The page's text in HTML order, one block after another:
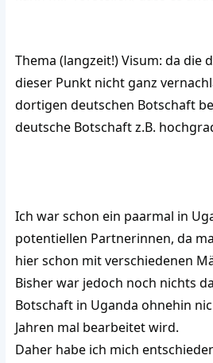
Thema (langzeit!) Visum: da
dieser Punkt nicht ganz
dortigen deutschen Botschaft
deutsche Botschaft z.B.
Ich war schon ein paarmal in
potentiellen Partnerinnen, da
hier schon mit verschiedenen
Bisher war jedoch noch nichts
Botschaft in Uganda ohnehin
Jahren mal bearbeitet wird.
Daher habe ich mich